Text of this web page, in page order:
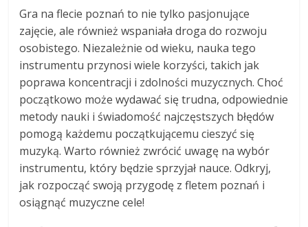
Gra na flecie poznań to nie tylko pasjonujące
zajęcie, ale również wspaniała droga do rozwoju
osobistego. Niezależnie od wieku, nauka tego
instrumentu przynosi wiele korzyści, takich jak
poprawa koncentracji i zdolności muzycznych. Choć
początkowo może wydawać się trudna, odpowiednie
metody nauki i świadomość najczęstszych błędów
pomogą każdemu początkującemu cieszyć się
muzyką. Warto również zwrócić uwagę na wybór
instrumentu, który będzie sprzyjał nauce. Odkryj,
jak rozpocząć swoją przygodę z fletem poznań i
osiągnąć muzyczne cele!